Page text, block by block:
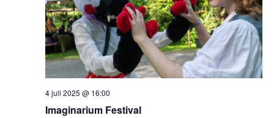
Imaginarium Festival
4 juli 2025 @ 16:00